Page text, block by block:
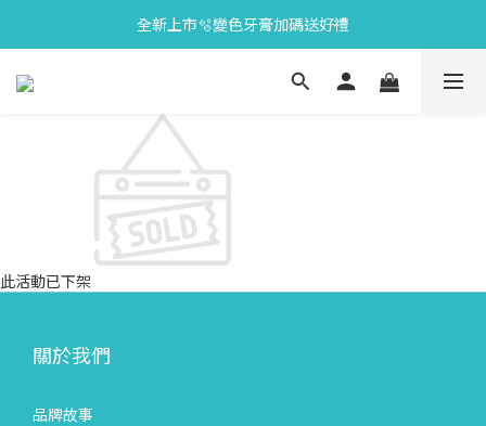
會員限定🎁點數兌換好禮
全新上市🫧變色牙膏加碼送好禮
會員限定🎁點數兌換好禮
此活動已下架
關於我們
品牌故事